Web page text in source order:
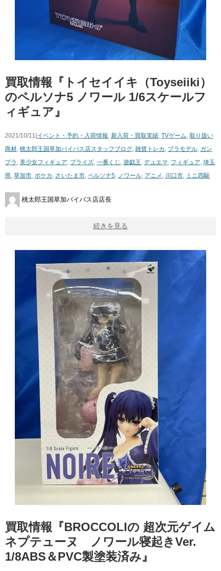
買取情報『トイセイイキ（Toyseiiki）
のペルソナ5 ​ノワール ​1/6スケールフ
ィギュア』
2021/10/11| イベント・予約・入荷情報, 新入荷・買取実績, TVゲーム, 取り扱い
商材, 桃太郎王国草加バイパス店スタッフブログ, 雑貨 トレカ , プラモデル, ガン
プラ , 美少女フィギュア, プライズ, 一番くじ , 遊戯王, デュエマ, フィギュア, 埼玉
県, 草加市, ポケカ , さいたま市, ペルソナ5, ノワール, アニメ , 川口市, ミニ四駆
桃太郎王国草加バイパス店店長
続きを見る
買取情報『BROCCOLIの 超次元ゲイム
​ネプテューヌ ノワール寝起きVer.
1/8ABS＆PVC製塗装済み』